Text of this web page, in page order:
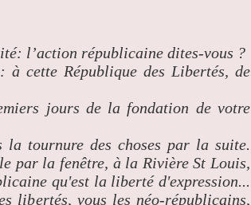
l’action républicaine dites-vous ?
à cette République des Libertés, de
jours de la fondation de votre
la tournure des choses par la suite.
par la fenêtre, à la Rivière St Louis,
qu'est la liberté d'expression...
libertés, vous les néo-républicains,